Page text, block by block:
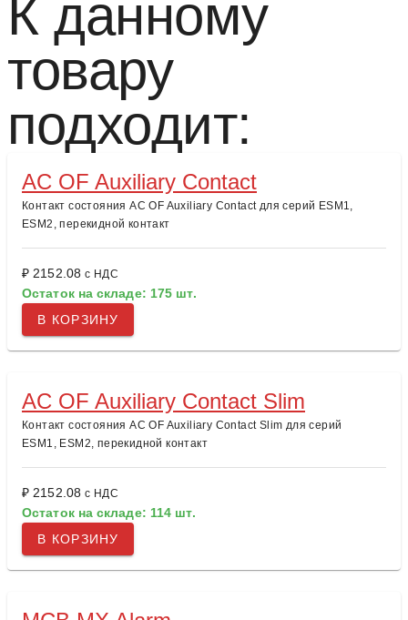
К данному
товару
подходит:
AC OF Auxiliary Contact
Контакт состояния AC OF Auxiliary Contact для серий ESM1,
ESM2, перекидной контакт
₽ 2152.08 с НДС
Остаток на складе: 175 шт.
В КОРЗИНУ
AC OF Auxiliary Contact Slim
Контакт состояния AC OF Auxiliary Contact Slim для серий
ESM1, ESM2, перекидной контакт
₽ 2152.08 с НДС
Остаток на складе: 114 шт.
В КОРЗИНУ